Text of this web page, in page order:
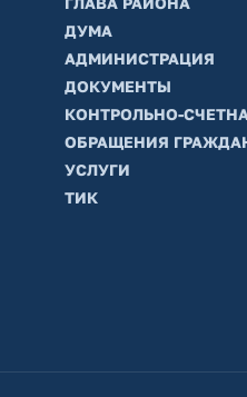
ДУМА
АДМИНИСТРАЦИЯ
ДОКУМЕНТЫ
КОНТРОЛЬНО-
ОБРАЩЕНИЯ
УСЛУГИ
ТИК